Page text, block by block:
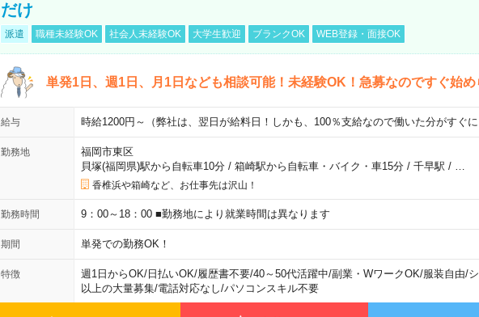
だけ
派遣 職種未経験OK 社会人未経験OK 大学生歓迎 ブランクOK WEB登録・面接OK
単発1日、週1日、月1日なども相談可能！未経験OK！急募なのですぐ始め
給与 時給1200円～（弊社は、翌日が給料日！しかも、100％支給なので働いた分がすぐに
勤務地
福岡市東区
貝塚(福岡県)駅から自転車10分/ 箱崎駅から自転車・バイク・車15分/ 千早駅 / …
香椎浜や箱崎など、お仕事先は沢山！
勤務時間 9：00～18：00 ■勤務地により就業時間は異なります
期間 単発での勤務OK！
特徴 週1日からOK/日払いOK/履歴書不要/40～50代活躍中/副業・WワークOK/服装自由/
以上の大量募集/電話対応なし/パソコンスキル不要